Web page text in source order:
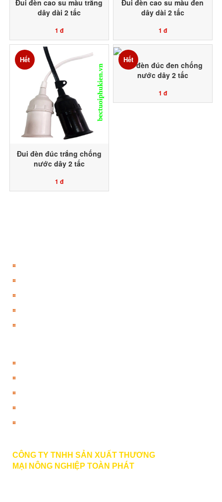
Đui đèn cao su màu trắng
dây dài 2 tấc
1 đ
Đui đèn cao su màu đen
dây dài 2 tấc
1 đ
Đui đèn đúc trắng chống
nước dây 2 tấc
1 đ
Hết
Đui đèn đúc đen chống
nước dây 2 tấc
1 đ
Hết
CÔNG TY TNHH SẢN XUẤT THƯƠNG
MẠI
NÔNG NGHIỆP TOÀN PHÁT